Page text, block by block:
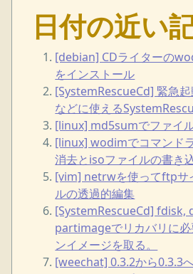
日付の近い
[debian] CDライターの
をインストール
[SystemRescueCd] 緊急
などに使える
[linux] md5sumでファイ
[linux] wodimでコマンド
消去とisoファイルの書き
[vim] netrwを使ってftpサ
ルの透過的編集
[SystemRescueCd] fdisk,
partimageでリカバリに必
ンイメージを取る。
[weechat] 0.3.2から0.3.3